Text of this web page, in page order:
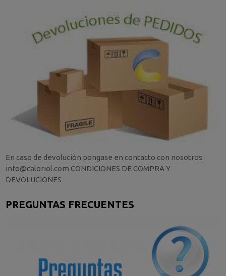
En caso de devolución pongase en contacto con nosotros.
info@caloriol.com CONDICIONES DE COMPRA Y
DEVOLUCIONES
PREGUNTAS FRECUENTES